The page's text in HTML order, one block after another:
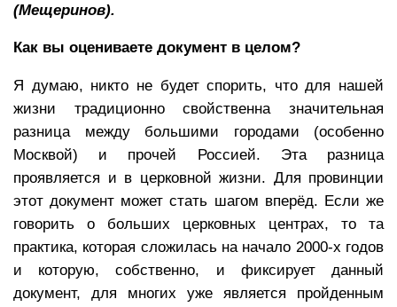
(Мещеринов).
Как вы оцениваете документ в целом?
Я думаю, никто не будет спорить, что для нашей
жизни традиционно свойственна значительная
разница между большими городами (особенно
Москвой) и прочей Россией. Эта разница
проявляется и в церковной жизни. Для провинции
этот документ может стать шагом вперёд. Если же
говорить о больших церковных центрах, то та
практика, которая сложилась на начало 2000-х годов
и которую, собственно, и фиксирует данный
документ, для многих уже является пройденным